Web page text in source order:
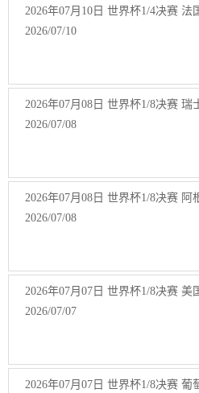
2026年07月10日 世界杯1/4决赛 法
2026/07/10
2026年07月08日 世界杯1/8决赛 瑞
2026/07/08
2026年07月08日 世界杯1/8决赛 阿
2026/07/08
2026年07月07日 世界杯1/8决赛 美
2026/07/07
2026年07月07日 世界杯1/8决赛 葡